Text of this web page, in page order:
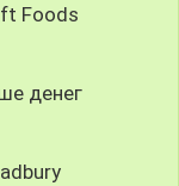
Foods
денег